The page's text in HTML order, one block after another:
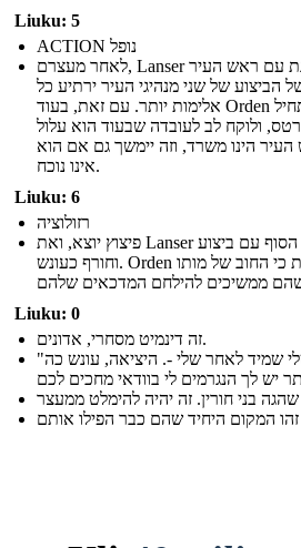
Liuku: 5
ACTION נופל
לאחר מעצרם, Lanser מתחננת עם ראש העיר Orden לספר לאנשים שלו
הביצוע של שני מנהיגי העיר ירתיע כל
אלימות יותר. עם זאת, בעוד Orden חרד מעט על המוות שלו, הוא מתחיל
ולוקח לב לעובדה שבעוד הוא עלול
הינו משרד, וזה יימשך גם אם הוא
אינו נוכח.
Liuku: 6
רזולוציה
פיצוץ יוצא, ואת Lanser יודע שהוא חייב ללכת עד הסוף עם ביצוע Orden
וחורף כעונש. Orden מסיים מלימודו של התנצלות, בנחישות כי החוב של מותו
Liuku: 0
זה דינמיט מסחרי, אדונים.
"אני להתנבא לך מי הם הרוצחים שלי שמיד לאחר שלי -. היציאה, עונש כה